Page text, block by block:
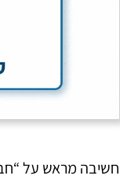
חשיבה מראש על